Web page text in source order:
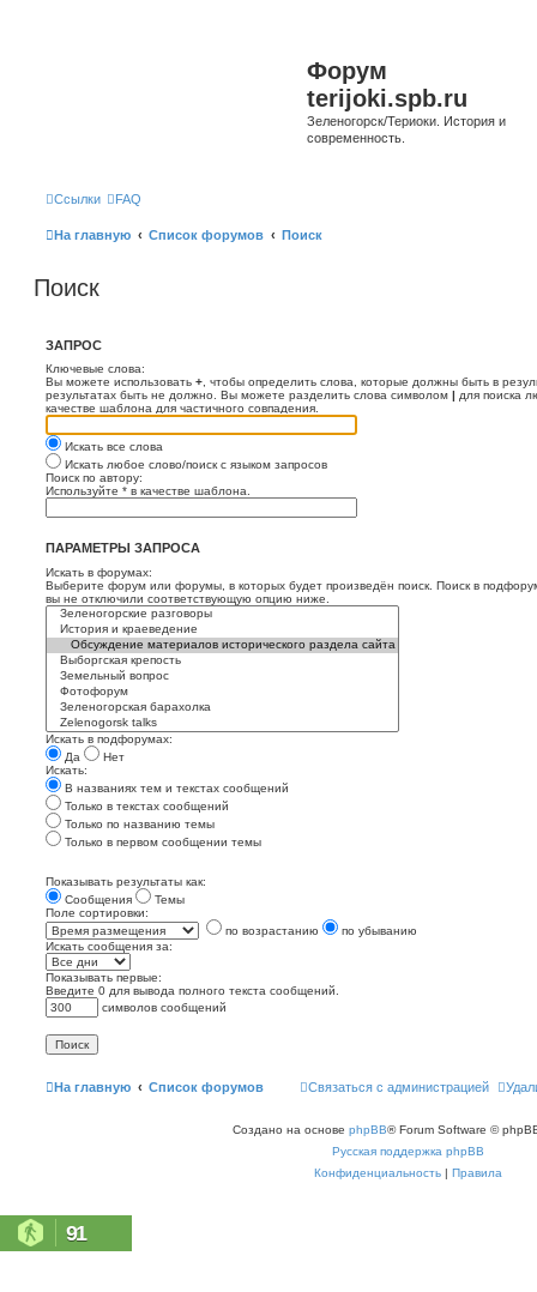
Форум
terijoki.spb.ru
Зеленогорск/Териоки. История и
современность.
Ссылки FAQ
На главную Список форумов Поиск
Поиск
ЗАПРОС
Ключевые слова:
Вы можете использовать + , чтобы определить слова, которые должны быть в
результатах быть не должно. Вы можете разделить слова символом | для поиска
качестве шаблона для частичного совпадения.
Искать все слова
Искать любое слово/поиск с языком запросов
Поиск по автору:
Используйте * в качестве шаблона.
ПАРАМЕТРЫ ЗАПРОСА
Искать в форумах:
Выберите форум или форумы, в которых будет произведён поиск. Поиск в
вы не отключили соответствующую опцию ниже.
Искать в подфорумах:
Да
Нет
Искать:
В названиях тем и текстах сообщений
Только в текстах сообщений
Только по названию темы
Только в первом сообщении темы
Показывать результаты как:
Сообщения
Темы
Поле сортировки:
по возрастанию
по убыванию
Искать сообщения за:
Показывать первые:
Введите 0 для вывода полного текста сообщений.
символов сообщений
На главную Список форумов Связаться с администрацией
Создано на основе phpBB® Forum Software ©
Русская поддержка phpBB
Конфиденциальность | Правила
91